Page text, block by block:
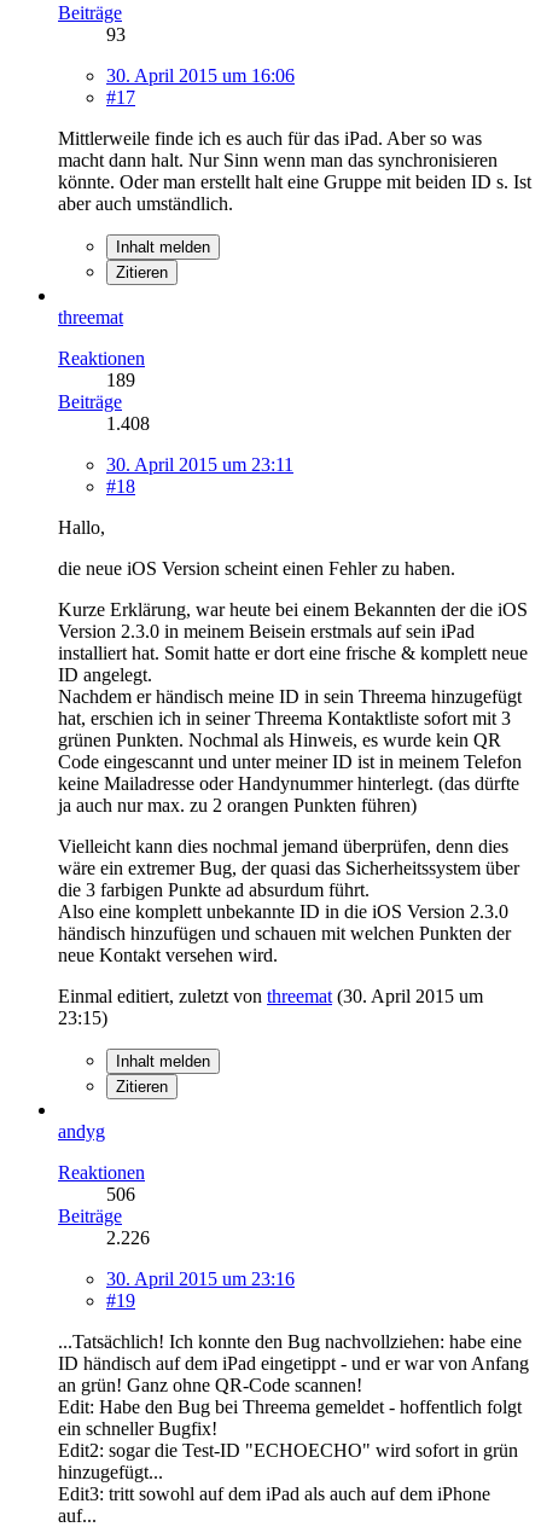
Beiträge
93
30. April 2015 um 16:06
#17
Mittlerweile finde ich es auch für das iPad. Aber so was
macht dann halt. Nur Sinn wenn man das synchronisieren
könnte. Oder man erstellt halt eine Gruppe mit beiden ID s. Ist
aber auch umständlich.
Inhalt melden
Zitieren
threemat
Reaktionen
189
Beiträge
1.408
30. April 2015 um 23:11
#18
Hallo,
die neue iOS Version scheint einen Fehler zu haben.
Kurze Erklärung, war heute bei einem Bekannten der die iOS
Version 2.3.0 in meinem Beisein erstmals auf sein iPad
installiert hat. Somit hatte er dort eine frische & komplett neue
ID angelegt.
Nachdem er händisch meine ID in sein Threema hinzugefügt
hat, erschien ich in seiner Threema Kontaktliste sofort mit 3
grünen Punkten. Nochmal als Hinweis, es wurde kein QR
Code eingescannt und unter meiner ID ist in meinem Telefon
keine Mailadresse oder Handynummer hinterlegt. (das dürfte
ja auch nur max. zu 2 orangen Punkten führen)
Vielleicht kann dies nochmal jemand überprüfen, denn dies
wäre ein extremer Bug, der quasi das Sicherheitssystem über
die 3 farbigen Punkte ad absurdum führt.
Also eine komplett unbekannte ID in die iOS Version 2.3.0
händisch hinzufügen und schauen mit welchen Punkten der
neue Kontakt versehen wird.
Einmal editiert, zuletzt von threemat (30. April 2015 um
23:15)
Inhalt melden
Zitieren
andyg
Reaktionen
506
Beiträge
2.226
30. April 2015 um 23:16
#19
...Tatsächlich! Ich konnte den Bug nachvollziehen: habe eine
ID händisch auf dem iPad eingetippt - und er war von Anfang
an grün! Ganz ohne QR-Code scannen!
Edit: Habe den Bug bei Threema gemeldet - hoffentlich folgt
ein schneller Bugfix!
Edit2: sogar die Test-ID "ECHOECHO" wird sofort in grün
hinzugefügt...
Edit3: tritt sowohl auf dem iPad als auch auf dem iPhone
auf...